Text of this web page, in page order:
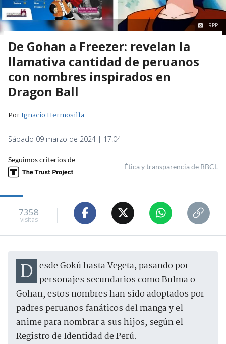
RPP
De Gohan a Freezer: revelan la
llamativa cantidad de peruanos
con nombres inspirados en
Dragon Ball
PorIgnacio Hermosilla
Sábado 09 marzo de 2024 | 17:04
Seguimos criterios de
Ética y transparencia de BBCL
7358
visitas
Desde Gokú hasta Vegeta, pasando por personajes secundarios como Bulma o
Gohan, estos nombres han sido adoptados por
padres peruanos fanáticos del manga y el
anime para nombrar a sus hijos, según el
Registro de Identidad de Perú.